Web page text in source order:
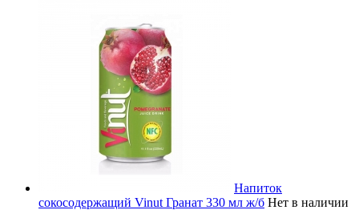
Напиток
сокосодержащий Vinut Гранат 330 мл ж/б Нет в наличии